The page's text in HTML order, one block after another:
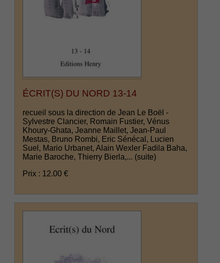
ÉCRIT(S) DU NORD 13-14
recueil sous la direction de Jean Le Boël -
Sylvestre Clancier, Romain Fustier, Vénus
Khoury-Ghata, Jeanne Maillet, Jean-Paul
Mestas, Bruno Rombi, Eric Sénécal, Lucien
Suel, Mario Urbanet, Alain Wexler Fadila Baha,
Marie Baroche, Thierry Bierla,... (suite)
Prix : 12.00 €